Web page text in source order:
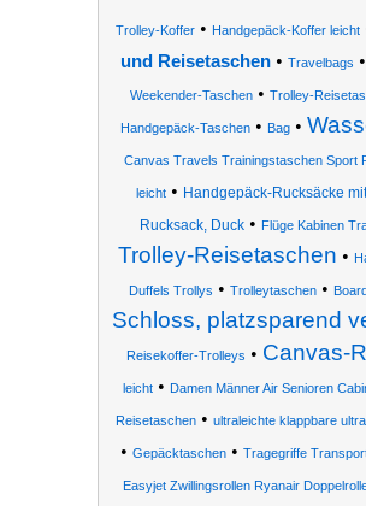
Trolley-Koffer • Handgepäck-Koffer leicht
und Reisetaschen • Travelbags
Weekender-Taschen• Trolley-
Handgepäck-Taschen• Bag•
Canvas Travels Trainingstaschen Sport
leicht • Handgepäck-Rucksäcke
Rucksack, Duck • Flüge Kabinen
Trolley-Reisetaschen •
Duffels Trollys • Trolleytaschen •
Schloss, platzsparend
Reisekoffer-Trolleys • Canvas-
leicht • Damen Männer Air Senioren
Reisetaschen • ultraleichte klappbare
• Gepäcktaschen • Tragegriffe
Easyjet Zwillingsrollen Ryanair